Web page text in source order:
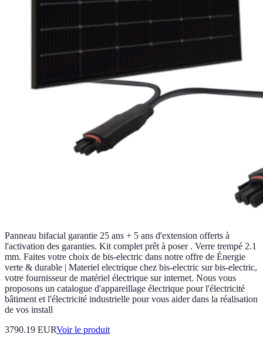
Panneau bifacial garantie 25 ans + 5 ans d'extension offerts à
l'activation des garanties. Kit complet prêt à poser . Verre trempé 2.1
mm. Faites votre choix de bis-electric dans notre offre de Énergie
verte & durable | Materiel electrique chez bis-electric sur bis-electric,
votre fournisseur de matériel électrique sur internet. Nous vous
proposons un catalogue d'appareillage électrique pour l'électricité
bâtiment et l'électricité industrielle pour vous aider dans la réalisation
de vos install
3790.19 EURVoir le produit